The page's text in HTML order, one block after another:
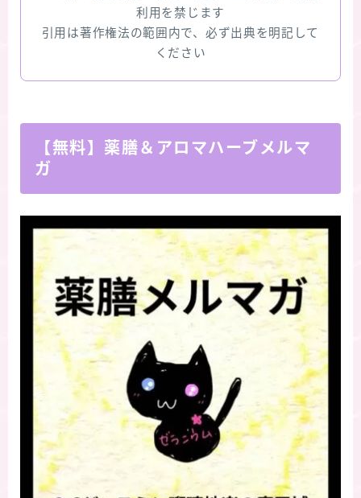
利用を禁じます
引用は著作権法の範囲内で、必ず出典を明記して
ください
【無料】薬膳＆アロマハーブメルマ
ガ